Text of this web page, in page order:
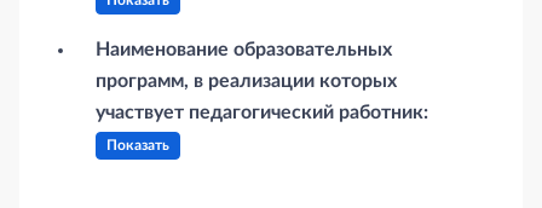
Наименование образовательных
программ, в реализации которых
участвует педагогический работник:
Показать